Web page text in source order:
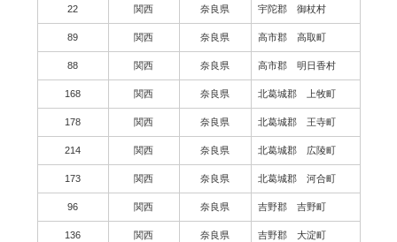
22 関西 奈良県 宇陀郡 御杖村
89 関西 奈良県 高市郡 高取町
88 関西 奈良県 高市郡 明日香村
168 関西 奈良県 北葛城郡 上牧町
178 関西 奈良県 北葛城郡 王寺町
214 関西 奈良県 北葛城郡 広陵町
173 関西 奈良県 北葛城郡 河合町
96 関西 奈良県 吉野郡 吉野町
136 関西 奈良県 吉野郡 大淀町